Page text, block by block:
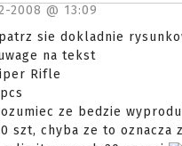
2008 @ 13:09
sie dokladnie
na tekst
Rifle
ze bedzie
szt, chyba ze to oznacza